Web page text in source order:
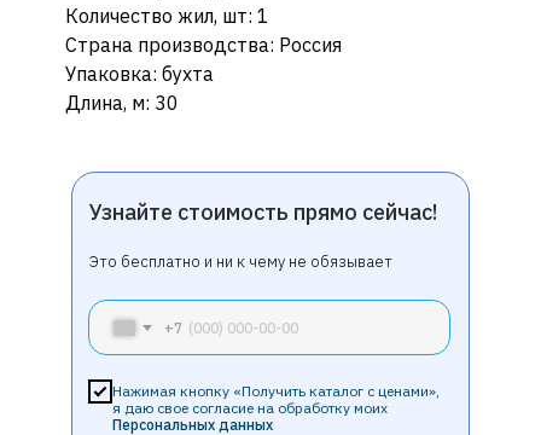
Количество жил, шт: 1
Страна производства: Россия
Упаковка: бухта
Длина, м: 30
+7
Нажимая кнопку «Получить каталог с ценами»,
я даю свое согласие на обработку моих
Персональных данных
Узнайте стоимость прямо сейчас!
Это бесплатно и ни к чему не обязывает